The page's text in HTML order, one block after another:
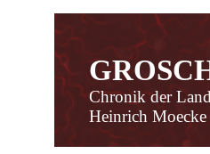
Chronik der
Heinrich